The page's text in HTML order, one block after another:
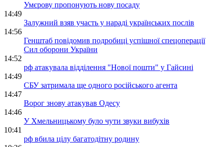
Умєрову пропонують нову посаду
14:49
Залужний взяв участь у нараді українських послів
14:56
Генштаб повідомив подробиці успішної спецоперації
Сил оборони України
14:52
рф атакувала відділення "Нової пошти" у Гайсині
14:49
СБУ затримала ще одного російського агента
14:47
Ворог знову атакував Одесу
14:46
У Хмельницькому було чути звуки вибухів
10:41
рф вбила цілу багатодітну родину